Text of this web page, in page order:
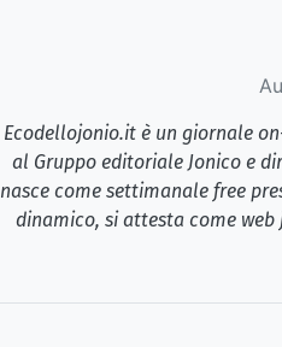
Ecodellojonio.it è un giornale
al Gruppo editoriale Jonico e
nasce come settimanale free
dinamico, si attesta come